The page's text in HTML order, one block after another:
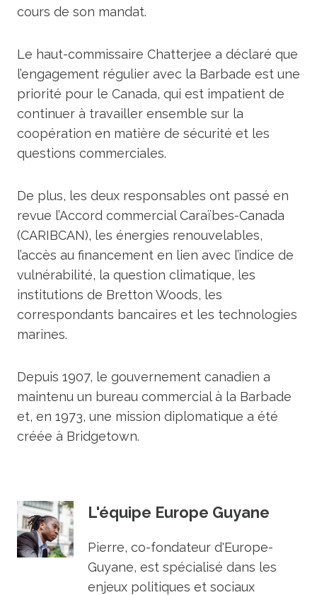
cours de son mandat.
Le haut-commissaire Chatterjee a déclaré que
l’engagement régulier avec la Barbade est une
priorité pour le Canada, qui est impatient de
continuer à travailler ensemble sur la
coopération en matière de sécurité et les
questions commerciales.
De plus, les deux responsables ont passé en
revue l’Accord commercial Caraïbes-Canada
(CARIBCAN), les énergies renouvelables,
l’accès au financement en lien avec l’indice de
vulnérabilité, la question climatique, les
institutions de Bretton Woods, les
correspondants bancaires et les technologies
marines.
Depuis 1907, le gouvernement canadien a
maintenu un bureau commercial à la Barbade
et, en 1973, une mission diplomatique a été
créée à Bridgetown.
L'équipe Europe Guyane
Pierre, co-fondateur d'Europe-
Guyane, est spécialisé dans les
enjeux politiques et sociaux